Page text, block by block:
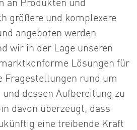
an Produkten und
größere und komplexere
angeboten werden
wir in der Lage unseren
Lösungen für
Fragestellungen rund um
dessen Aufbereitung zu
davon überzeugt, dass
eine treibende Kraft